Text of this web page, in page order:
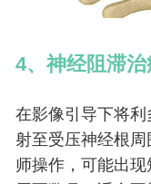
4、神经阻滞治
在影像引导下将
射至受压神经根
师操作，可能出